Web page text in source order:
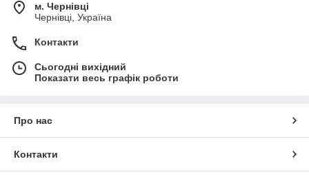
м. Чернівці
Чернівці, Україна
Контакти
Сьогодні вихідний
Показати весь графік роботи
Про нас
Контакти